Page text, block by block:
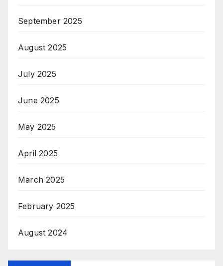
September 2025
August 2025
July 2025
June 2025
May 2025
April 2025
March 2025
February 2025
August 2024